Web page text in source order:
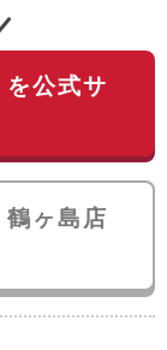
公式サ
ヶ島店